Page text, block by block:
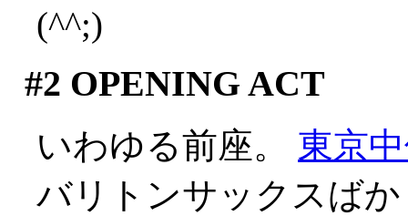
(^^;)
#2 OPENING ACT
いわゆる前座。 東京
バリトンサックスば